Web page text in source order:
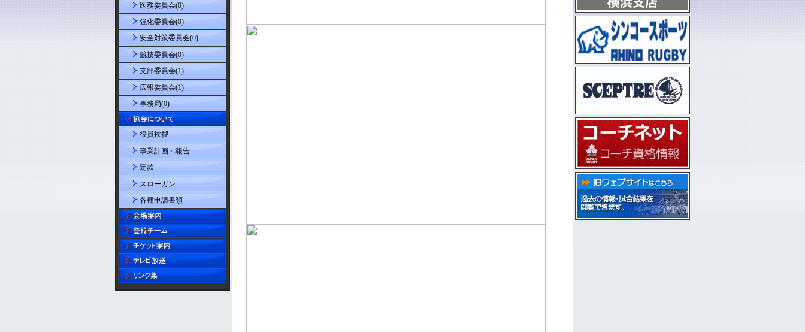
医務委員会(0)
強化委員会(0)
安全対策委員会(0)
競技委員会(0)
支部委員会(1)
広報委員会(1)
事務局(0)
役員挨拶
事業計画・報告
定款
スローガン
各種申請書類